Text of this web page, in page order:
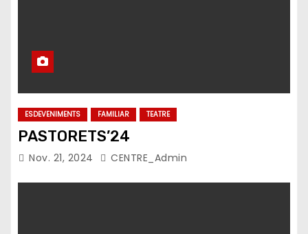
ESDEVENIMENTS FAMILIAR TEATRE
PASTORETS’24
Nov. 21, 2024 CENTRE_Admin